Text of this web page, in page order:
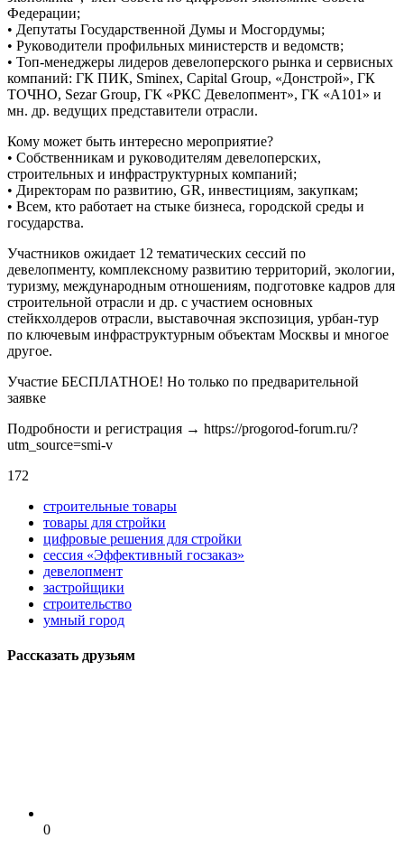
Федерации;
• Депутаты Государственной Думы и Мосгордумы;
• Руководители профильных министерств и ведомств;
• Топ-менеджеры лидеров девелоперского рынка и сервисных
компаний: ГК ПИК, Sminex, Capital Group, «Донстрой», ГК
ТОЧНО, Sezar Group, ГК «РКС Девелопмент», ГК «А101» и
мн. др. ведущих представители отрасли.
Кому может быть интересно мероприятие?
• Собственникам и руководителям девелоперских,
строительных и инфраструктурных компаний;
• Директорам по развитию, GR, инвестициям, закупкам;
• Всем, кто работает на стыке бизнеса, городской среды и
государства.
Участников ожидает 12 тематических сессий по
девелопменту, комплексному развитию территорий, экологии,
туризму, международным отношениям, подготовке кадров для
строительной отрасли и др. с участием основных
стейкхолдеров отрасли, выставочная экспозиция, урбан-тур
по ключевым инфраструктурным объектам Москвы и многое
другое.
Участие БЕСПЛАТНОЕ! Но только по предварительной
заявке
Подробности и регистрация → https://progorod-forum.ru/?
utm_source=smi-v
172
строительные товары
товары для стройки
цифровые решения для стройки
сессия «Эффективный госзаказ»
девелопмент
застройщики
строительство
умный город
Рассказать друзьям
0